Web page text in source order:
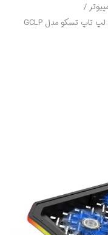
/
/ پایه نگهدارنده لپ تاپ تسکو مدل GCLP